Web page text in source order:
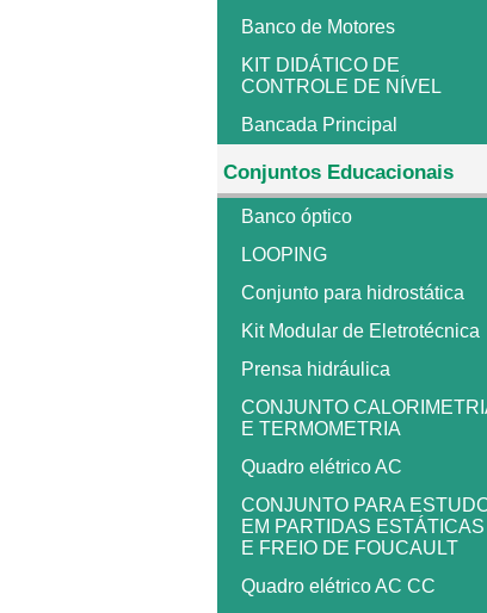
Banco de Motores
KIT DIDÁTICO DE
CONTROLE DE NÍVEL
Bancada Principal
Conjuntos Educacionais
Banco óptico
LOOPING
Conjunto para hidrostática
Kit Modular de Eletrotécnica
Prensa hidráulica
CONJUNTO
E TERMOMETRIA
Quadro elétrico AC
CONJUNTO PARA
EM PARTIDAS ESTÁTICAS
E FREIO DE FOUCAULT
Quadro elétrico AC CC